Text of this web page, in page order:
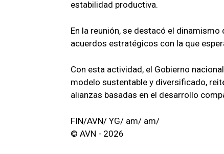
estabilidad productiva.
En la reunión, se destacó el
acuerdos estratégicos con la que
Con esta actividad, el Gobierno
modelo sustentable y diversificado,
alianzas basadas en el desarrollo
FIN/AVN/ YG/ am/ am/
© AVN - 2026